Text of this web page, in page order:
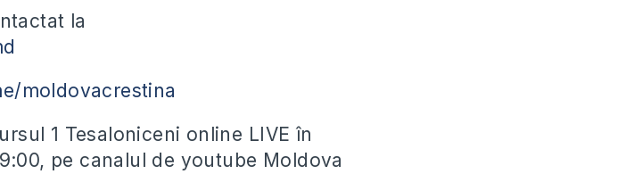
la
moldovacrestina
1 Tesaloniceni online LIVE în
pe canalul de youtube Moldova